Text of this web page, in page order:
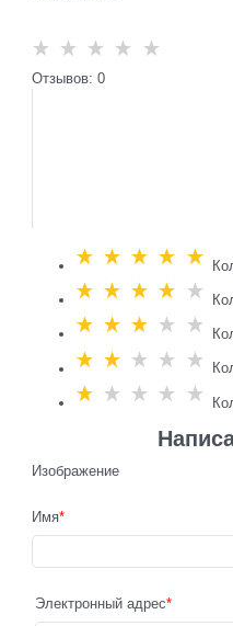
Отзывов: 0
Изображение
Имя
Электронный адрес